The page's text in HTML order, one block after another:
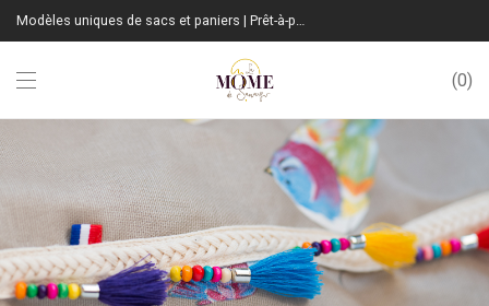
Modèles uniques de sacs et paniers | Prêt-à-porter sur mesure | Fabrication Française
0